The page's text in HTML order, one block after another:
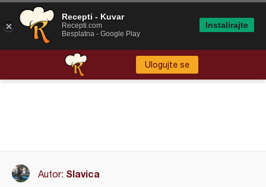
Ulogujte se
Autor: Slavica
Recepti - Kuvar
Recepti.com
Besplatna - Google Play
Instalirajte